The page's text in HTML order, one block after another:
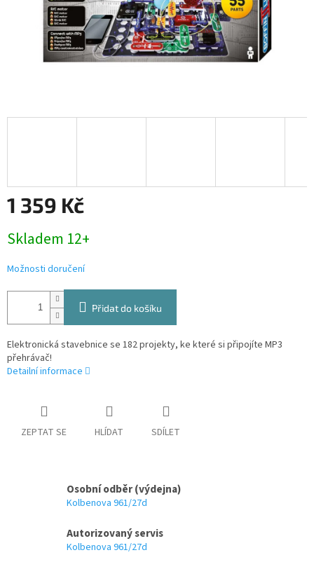
1 359 Kč
cena:
Skladem 12+
Možnosti doručení
Přidat do košíku
Elektronická stavebnice se 182 projekty, ke které si připojíte MP3
přehrávač!
Detailní informace
ZEPTAT SE HLÍDAT SDÍLET
Osobní odběr (výdejna)
Kolbenova 961/27d
Autorizovaný servis
Kolbenova 961/27d